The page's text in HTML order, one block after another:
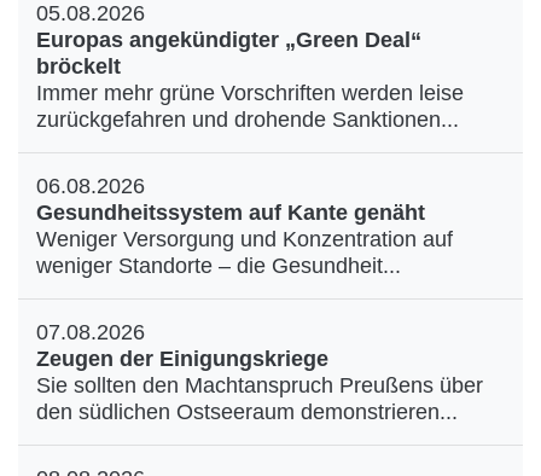
05.08.2026
Europas angekündigter „Green Deal“
bröckelt
Immer mehr grüne Vorschriften werden leise
zurückgefahren und drohende Sanktionen...
06.08.2026
Gesundheitssystem auf Kante genäht
Weniger Versorgung und Konzentration auf
weniger Standorte – die Gesundheit...
07.08.2026
Zeugen der Einigungskriege
Sie sollten den Machtanspruch Preußens über
den südlichen Ostseeraum demonstrieren...